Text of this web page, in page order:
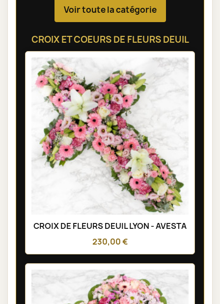
Voir toute la catégorie
CROIX ET COEURS DE FLEURS DEUIL
CROIX DE FLEURS DEUIL LYON - AVESTA
230,00 €